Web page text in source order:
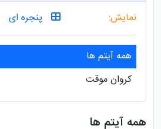
نمایش:
پنجره ای
همه آیتم ها
کروان موقت
همه آیتم ها